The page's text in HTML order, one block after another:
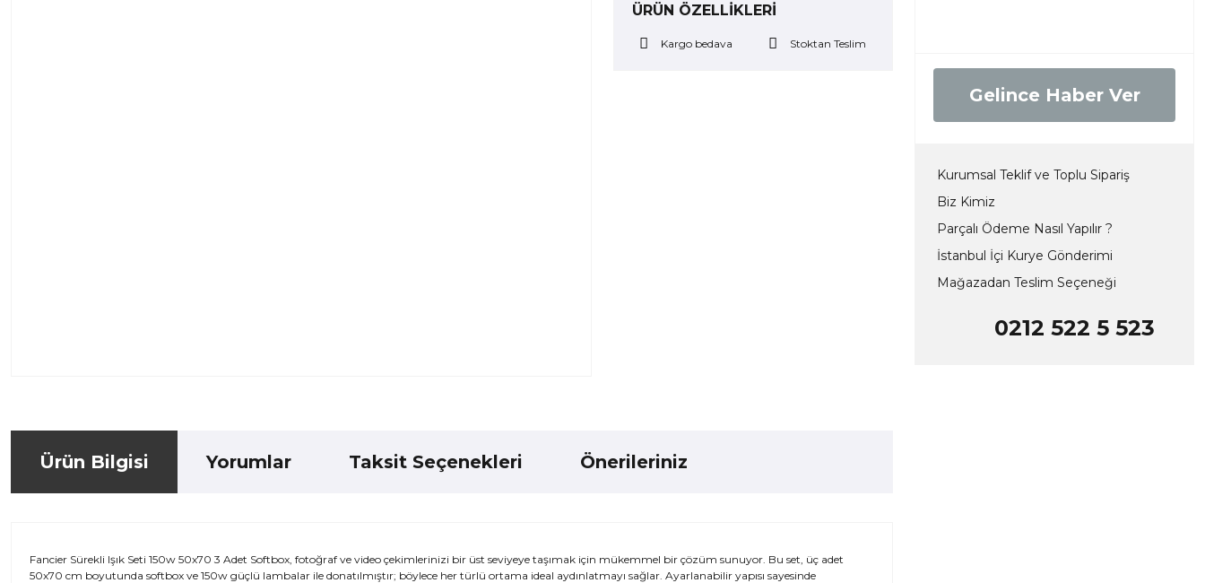
ÜRÜN ÖZELLİKLERİ
Kargo bedava Stoktan Teslim
Gelince Haber Ver
Kurumsal Teklif ve Toplu Sipariş
Biz Kimiz
Parçalı Ödeme Nasıl Yapılır ?
İstanbul İçi Kurye Gönderimi
Mağazadan Teslim Seçeneği
0212 522 5 523
Ürün Bilgisi Yorumlar Taksit Seçenekleri Önerileriniz
Fancier Sürekli Işık Seti 150w 50x70 3 Adet Softbox, fotoğraf ve video çekimlerinizi bir üst seviyeye taşımak için mükemmel bir çözüm sunuyor. Bu set, üç adet
50x70 cm boyutunda softbox ve 150w güçlü lambalar ile donatılmıştır; böylece her türlü ortama ideal aydınlatmayı sağlar. Ayarlanabilir yapısı sayesinde